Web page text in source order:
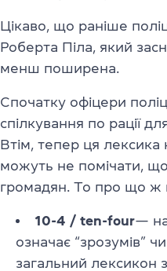
Цікаво, що раніше
Роберта Піла, який
менш поширена.
Спочатку офіцери
спілкування по рації
Втім, тепер ця лексика
можуть не помічати,
громадян. То про що ж
10-4 / ten-four—
означає “зрозумів”
загальний лексикон